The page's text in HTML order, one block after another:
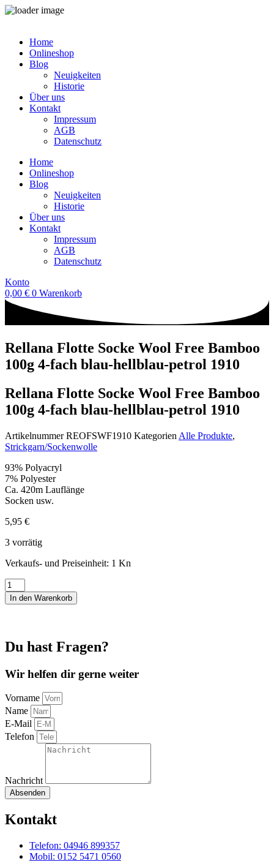
springenHome
Onlineshop
Blog
Neuigkeiten
Historie
Über uns
Kontakt
Impressum
AGB
Datenschutz
Home
Onlineshop
Blog
Neuigkeiten
Historie
Über uns
Kontakt
Impressum
AGB
Datenschutz
Konto
0,00 € 0 Warenkorb
Rellana Flotte Socke Wool Free Bamboo
100g 4-fach blau-hellblau-petrol 1910
Rellana Flotte Socke Wool Free Bamboo
100g 4-fach blau-hellblau-petrol 1910
ArtikelnummerREOFSWF1910 Kategorien Alle Produkte,
Strickgarn/Sockenwolle
93% Polyacryl
7% Polyester
Ca. 420m Lauflänge
Socken usw.
5,95 €
3 vorrätig
Verkaufs- und Preiseinheit: 1 Kn
Rellana
Flotte
Socke
100g
fach
hellblau-
petrol
1910
Menge
In den Warenkorb
Du hast Fragen?
Wir helfen dir gerne weiter
Vorname
Name
E-Mail
Telefon
Nachricht
Absenden
Kontakt
Telefon: 04946 899357
Mobil: 0152 5471 0560